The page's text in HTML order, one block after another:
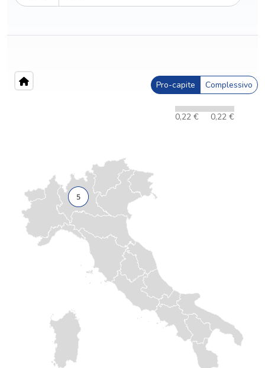
Pro-capite Complessivo
0,22 € 0,22 €